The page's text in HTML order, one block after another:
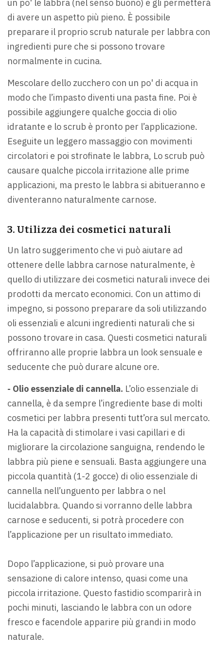
un po' le labbra (nel senso buono) e gli permetterà
di avere un aspetto più pieno. È possibile
preparare il proprio scrub naturale per labbra con
ingredienti pure che si possono trovare
normalmente in cucina.
Mescolare dello zucchero con un po' di acqua in
modo che l’impasto diventi una pasta fine. Poi è
possibile aggiungere qualche goccia di olio
idratante e lo scrub è pronto per l’applicazione.
Eseguite un leggero massaggio con movimenti
circolatori e poi strofinate le labbra, Lo scrub può
causare qualche piccola irritazione alle prime
applicazioni, ma presto le labbra si abitueranno e
diventeranno naturalmente carnose.
3. Utilizza dei cosmetici naturali
Un latro suggerimento che vi può aiutare ad
ottenere delle labbra carnose naturalmente, è
quello di utilizzare dei cosmetici naturali invece dei
prodotti da mercato economici. Con un attimo di
impegno, si possono preparare da soli utilizzando
oli essenziali e alcuni ingredienti naturali che si
possono trovare in casa. Questi cosmetici naturali
offriranno alle proprie labbra un look sensuale e
seducente che può durare alcune ore.
- Olio essenziale di cannella. L’olio essenziale di
cannella, è da sempre l’ingrediente base di molti
cosmetici per labbra presenti tutt’ora sul mercato.
Ha la capacità di stimolare i vasi capillari e di
migliorare la circolazione sanguigna, rendendo le
labbra più piene e sensuali. Basta aggiungere una
piccola quantità (1-2 gocce) di olio essenziale di
cannella nell’unguento per labbra o nel
lucidalabbra. Quando si vorranno delle labbra
carnose e seducenti, si potrà procedere con
l’applicazione per un risultato immediato.
Dopo l’applicazione, si può provare una
sensazione di calore intenso, quasi come una
piccola irritazione. Questo fastidio scomparirà in
pochi minuti, lasciando le labbra con un odore
fresco e facendole apparire più grandi in modo
naturale.